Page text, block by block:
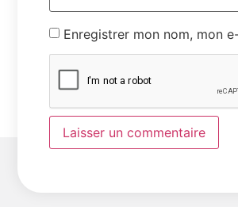
Enregistrer mon nom, mon